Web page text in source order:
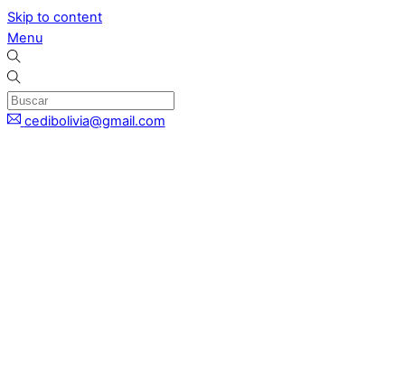
Skip to content
Menu
cedibolivia@gmail.com